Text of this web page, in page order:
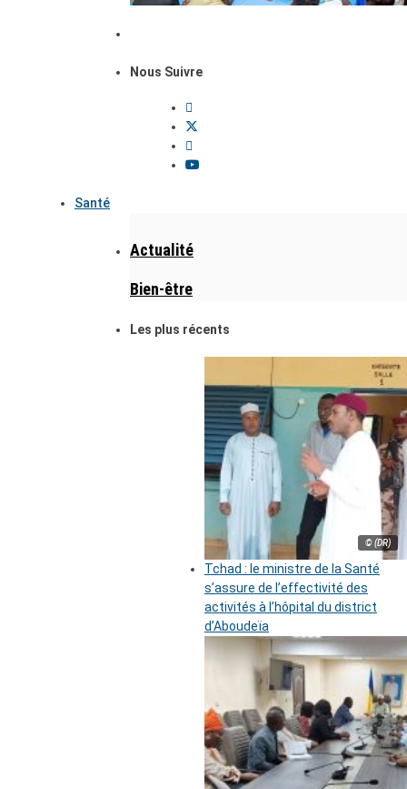
Nous Suivre
Santé
Actualité
Bien-être
Les plus récents
© (DR)
Tchad : le ministre de la Santé
s’assure de l’effectivité des
activités à l’hôpital du district
d’Aboudeïa